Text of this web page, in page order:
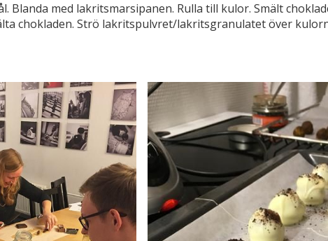
Blanda med lakritsmarsipanen. Rulla till kulor. Smält
chokladen. Strö lakritspulvret/lakritsgranulatet över